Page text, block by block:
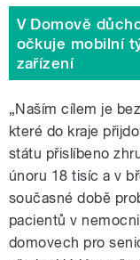
V Domově
očkuje mobilní
zařízení
„Naším cílem je
které do kraje
státu přislíbeno
únoru 18 tisíc a v
současné době
pacientů v
domovech pro